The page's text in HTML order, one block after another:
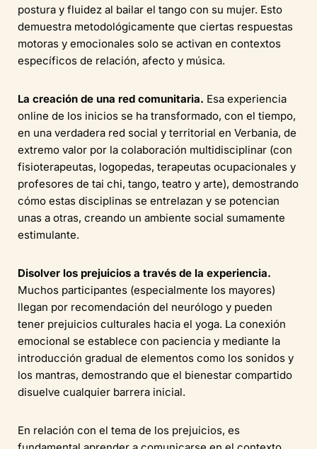
postura y fluidez al bailar el tango con su mujer. Esto
demuestra metodológicamente que ciertas respuestas
motoras y emocionales solo se activan en contextos
específicos de relación, afecto y música.
La creación de una red comunitaria. Esa experiencia
online de los inicios se ha transformado, con el tiempo,
en una verdadera red social y territorial en Verbania, de
extremo valor por la colaboración multidisciplinar (con
fisioterapeutas, logopedas, terapeutas ocupacionales y
profesores de tai chi, tango, teatro y arte), demostrando
cómo estas disciplinas se entrelazan y se potencian
unas a otras, creando un ambiente social sumamente
estimulante.
Disolver los prejuicios a través de la experiencia.
Muchos participantes (especialmente los mayores)
llegan por recomendación del neurólogo y pueden
tener prejuicios culturales hacia el yoga. La conexión
emocional se establece con paciencia y mediante la
introducción gradual de elementos como los sonidos y
los mantras, demostrando que el bienestar compartido
disuelve cualquier barrera inicial.
En relación con el tema de los prejuicios, es